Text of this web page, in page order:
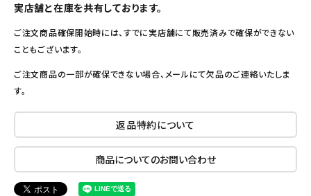
実店舗と在庫を共有しております。
ご注文商品確保開始時には、すでに実店舗にて販売済みで確保ができない
こともございます。
ご注文商品の一部が確保できない場合、メールにて欠品のご連絡いたしま
す。
返品特約について
商品についてのお問い合わせ